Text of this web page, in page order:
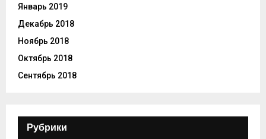
Январь 2019
Декабрь 2018
Ноябрь 2018
Октябрь 2018
Сентябрь 2018
Рубрики